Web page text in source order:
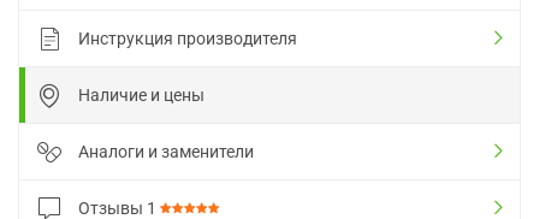
Инструкция производителя
Наличие и цены
Аналоги и заменители
Отзывы 1